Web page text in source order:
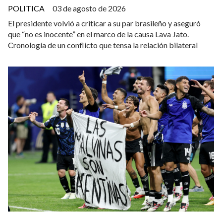
POLITICA
03 de agosto de 2026
El presidente volvió a criticar a su par brasileño y aseguró
que “no es inocente” en el marco de la causa Lava Jato.
Cronología de un conflicto que tensa la relación bilateral